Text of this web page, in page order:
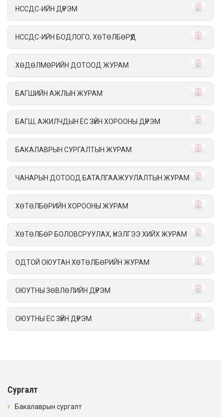
НССДС-ИЙН ДҮРЭМ
НССДС-ИЙН БОДЛОГО, ХӨТӨЛБӨРҮҮД
ХӨДӨЛМӨРИЙН ДОТООД ЖУРАМ
БАГШИЙН АЖЛЫН ЖУРАМ
БАГШ, АЖИЛЧДЫН ЁС ЗҮЙН ХОРООНЫ ДҮРЭМ
БАКАЛАВРЫН СУРГАЛТЫН ЖУРАМ
ЧАНАРЫН ДОТООД БАТАЛГААЖУУЛАЛТЫН ЖУРАМ
ХӨТӨЛБӨРИЙН ХОРООНЫ ЖУРАМ
ХӨТӨЛБӨР БОЛОВСРУУЛАХ, ҮНЭЛГЭЭ ХИЙХ ЖУРАМ
ОДТОЙ ОЮУТАН ХӨТӨЛБӨРИЙН ЖУРАМ
ОЮУТНЫ ЗӨВЛӨЛИЙН ДҮРЭМ
ОЮУТНЫ ЁС ЗҮЙН ДҮРЭМ
Сургалт
Бакалаврын сургалт